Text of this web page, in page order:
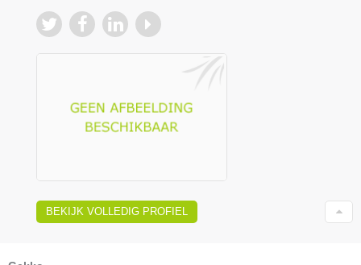
BEKIJK VOLLEDIG PROFIEL